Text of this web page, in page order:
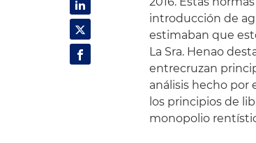
introducción de
estimaban que
La Sra. Henao
entrecruzan
análisis hecho por
los principios de
monopolio